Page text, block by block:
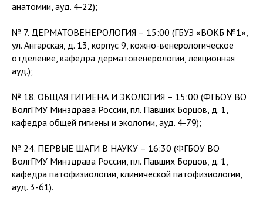
анатомии, ауд. 4-22);
№ 7. ДЕРМАТОВЕНЕРОЛОГИЯ – 15:00 (ГБУЗ «ВОКБ №1»,
ул. Ангарская, д. 13, корпус 9, кожно-венерологическое
отделение, кафедра дерматовенерологии, лекционная
ауд.);
№ 18. ОБЩАЯ ГИГИЕНА И ЭКОЛОГИЯ – 15:00 (ФГБОУ ВО
ВолгГМУ Минздрава России, пл. Павших Борцов, д. 1,
кафедра общей гигиены и экологии, ауд. 4-79);
№ 24. ПЕРВЫЕ ШАГИ В НАУКУ – 16:30 (ФГБОУ ВО
ВолгГМУ Минздрава России, пл. Павших Борцов, д. 1,
кафедра патофизиологии, клинической патофизиологии,
ауд. 3-61).